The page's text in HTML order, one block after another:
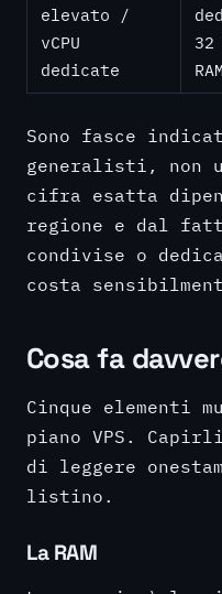
elevato /
vCPU
dedicate
32
RAM
Sono fasce
generalisti, non
cifra esatta
regione e dal
condivise o
costa
Cosa fa
Cinque elementi
piano VPS.
di leggere
listino.
La RAM